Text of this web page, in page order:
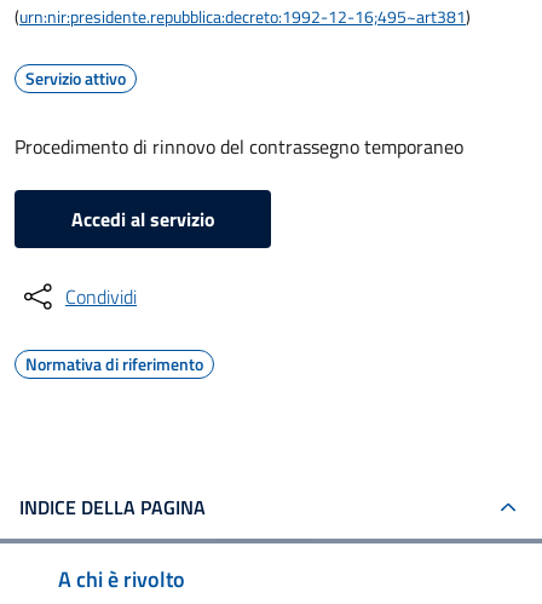
(urn:nir:presidente.repubblica:decreto:1992-12-16;495~art381)
Servizio attivo
Procedimento di rinnovo del contrassegno temporaneo
Accedi al servizio
Condividi
Normativa di riferimento
INDICE DELLA PAGINA
A chi è rivolto